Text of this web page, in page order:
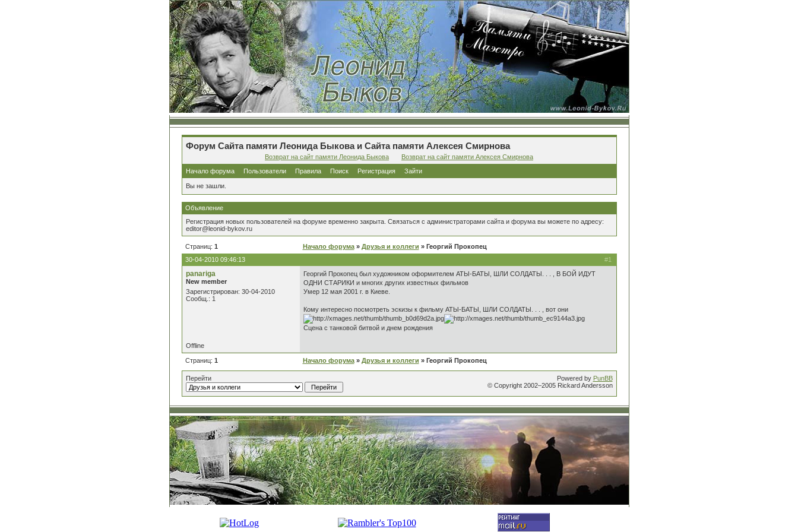
Форум Сайта памяти Леонида Быкова и Сайта памяти Алексея Смирнова
Возврат на сайт памяти Леонида Быкова
Возврат на сайт памяти Алексея Смирнова
Начало форума
Пользователи Правила Поиск Регистрация Зайти
Вы не зашли.
Объявление
Регистрация новых пользователей на форуме временно закрыта. Связаться с администраторами сайта и форума вы можете по адресу:
editor@leonid-bykov.ru
Страниц: 1 Начало форума» Друзья и коллеги » Георгий Прокопец
#1
30-04-2010 09:46:13
panariga
New member
Зарегистрирован: 30-04-2010
Сообщ.: 1
Георгий Прокопец был художником оформителем АТЫ-БАТЫ, ШЛИ СОЛДАТЫ. . . , В БОЙ ИДУТ
ОДНИ СТАРИКИ и многих других известных фильмов
Умер 12 мая 2001 г. в Киеве.
Кому интересно посмотреть эскизы к фильму АТЫ-БАТЫ, ШЛИ СОЛДАТЫ. . . , вот они
Сцена с танковой битвой и днем рождения
Offline
Страниц: 1 Начало форума» Друзья и коллеги » Георгий Прокопец
Перейти Powered by PunBB
© Copyright 2002–2005 Rickard Andersson